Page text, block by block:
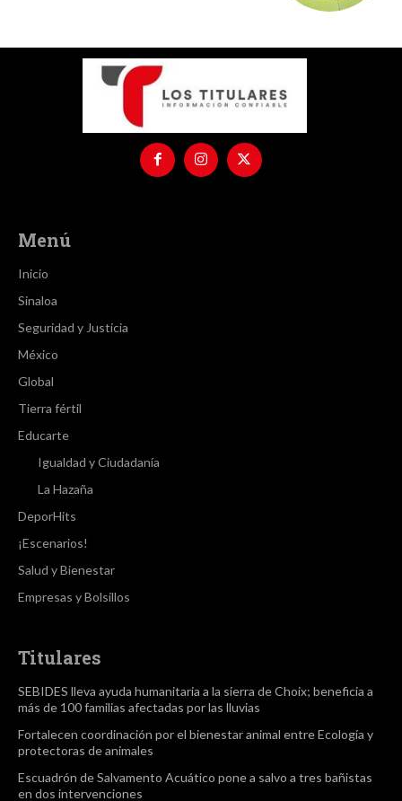
Menú
Inicio
Sinaloa
Seguridad y Justicia
México
Global
Tierra fértil
Educarte
Igualdad y Ciudadanía
La Hazaña
DeporHits
¡Escenarios!
Salud y Bienestar
Empresas y Bolsillos
Titulares
SEBIDES lleva ayuda humanitaria a la sierra de Choix; beneficia a
más de 100 familias afectadas por las lluvias
Fortalecen coordinación por el bienestar animal entre Ecología y
protectoras de animales
Escuadrón de Salvamento Acuático pone a salvo a tres bañistas
en dos intervenciones